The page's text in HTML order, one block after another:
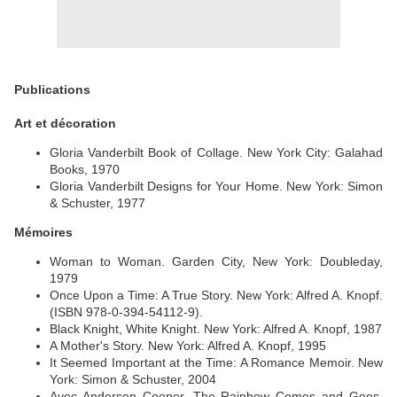
Publications
Art et décoration
Gloria Vanderbilt Book of Collage. New York City: Galahad
Books, 1970
Gloria Vanderbilt Designs for Your Home. New York: Simon
& Schuster, 1977
Mémoires
Woman to Woman. Garden City, New York: Doubleday,
1979
Once Upon a Time: A True Story. New York: Alfred A. Knopf.
(ISBN 978-0-394-54112-9).
Black Knight, White Knight. New York: Alfred A. Knopf, 1987
A Mother's Story. New York: Alfred A. Knopf, 1995
It Seemed Important at the Time: A Romance Memoir. New
York: Simon & Schuster, 2004